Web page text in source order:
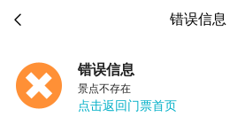
 错误信息
错误信息
景点不存在
点击返回门票首页